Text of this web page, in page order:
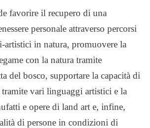
favorire il recupero di una
personale attraverso percorsi
artistici in natura, promuovere la
con la natura tramite
del bosco, supportare la capacità di
tramite vari linguaggi artistici e la
e opere di land art e, infine,
di persone in condizioni di